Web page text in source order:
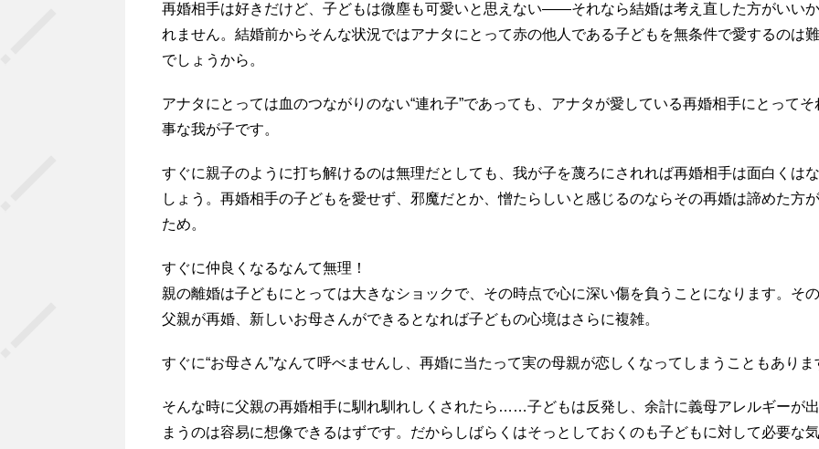
再婚相手は好きだけど、子どもは微塵も可愛いと思えない――それなら結婚は考え直した方がいい
れません。結婚前からそんな状況ではアナタにとって赤の他人である子どもを無条件で愛するのは
でしょうから。
アナタにとっては血のつながりのない“連れ子”であっても、アナタが愛している再婚相手にとってそ
事な我が子です。
すぐに親子のように打ち解けるのは無理だとしても、我が子を蔑ろにされれば再婚相手は面白くは
しょう。再婚相手の子どもを愛せず、邪魔だとか、憎たらしいと感じるのならその再婚は諦めた方
ため。
すぐに仲良くなるなんて無理！
親の離婚は子どもにとっては大きなショックで、その時点で心に深い傷を負うことになります。そ
父親が再婚、新しいお母さんができるとなれば子どもの心境はさらに複雑。
すぐに“お母さん”なんて呼べませんし、再婚に当たって実の母親が恋しくなってしまうこともありま
そんな時に父親の再婚相手に馴れ馴れしくされたら……子どもは反発し、余計に義母アレルギーが
まうのは容易に想像できるはずです。だからしばらくはそっとしておくのも子どもに対して必要な